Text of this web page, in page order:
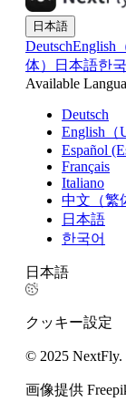
日本語
DeutschEnglish
体）
日本語한
Available
Deutsch
English（
Español
Français
Italiano
中文（繁
日本語
한국어
日本語
クッキー設定
© 2025 NextFly.
画像提供